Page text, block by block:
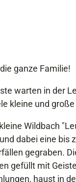
ganze Familie!
warten in der
kleine und
Wildbach
dabei eine bis
gegraben.
gefüllt mit
haust in